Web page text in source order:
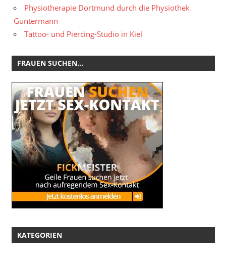
Physiotherapie Dortmund durch die Physiothek
Guntermann
Tattoo- und Piercing-Studio in Kiel
FRAUEN SUCHEN…
KATEGORIEN